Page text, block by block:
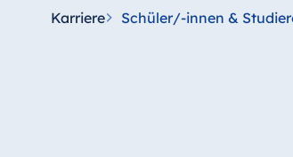
Karriere Schüler/-innen &